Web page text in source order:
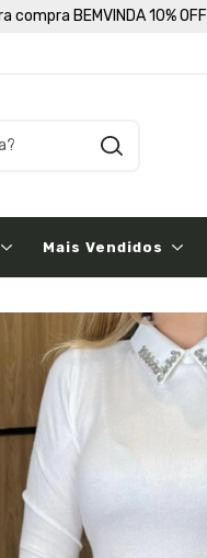
compra BEMVINDA 10% OFF
Mais Vendidos